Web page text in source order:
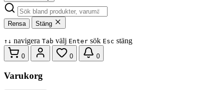
Rensa Stäng
↑ ↓ navigera Tab välj Enter sök Esc stäng
0 0 0
Varukorg